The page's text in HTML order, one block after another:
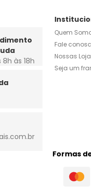
às 18h
Quem
Fale
Nossas
Seja um
Formas